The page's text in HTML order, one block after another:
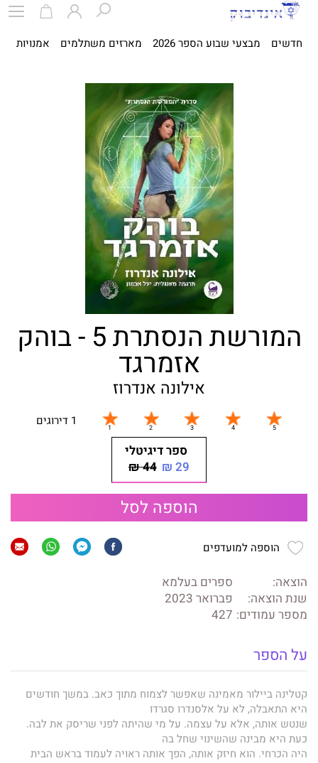
חדשים מבצעי שבוע הספר 2026 מארזים משתלמים אמנויות
המורשת הנסתרת 5 - בוהק
אזמרגד
אילונה אנדרוז
1 דירוגים
ספר דיגיטלי
29 ₪
44 ₪
הוספה לסל
הוספה למועדפים
הוצאה:
ספרים בעלמא
שנת הוצאה:
פברואר 2023
מספר עמודים: 427
על הספר
קטלינה ביילור מאמינה שאפשר לצמוח מתוך כאב. במשך חודשים
היא התאבלה, לא על אלסנדרו סגרדו
שנטש אותה, אלא על עצמה. על מי שהיתה לפני שריסק את לבה.
כעת היא מבינה שהשינוי שחל בה
היה הכרחי. הוא חיזק אותה, הפך אותה ראויה לעמוד בראש הבית